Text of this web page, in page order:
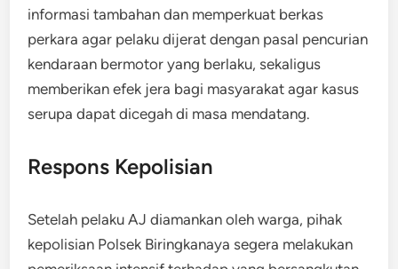
informasi tambahan dan memperkuat berkas
perkara agar pelaku dijerat dengan pasal pencurian
kendaraan bermotor yang berlaku, sekaligus
memberikan efek jera bagi masyarakat agar kasus
serupa dapat dicegah di masa mendatang.
Respons Kepolisian
Setelah pelaku AJ diamankan oleh warga, pihak
kepolisian Polsek Biringkanaya segera melakukan